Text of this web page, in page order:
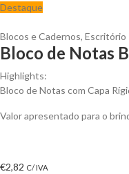
Destaque
Blocos e Cadernos, Escritório
Bloco de Notas
Highlights:
Bloco de Notas com Capa
Valor apresentado para o
€2,82 C/ IVA